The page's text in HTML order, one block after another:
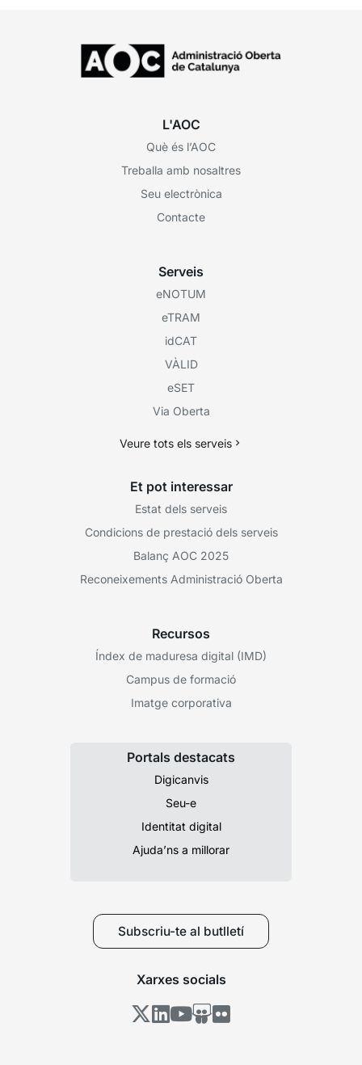
L'AOC
Què és l’AOC
Treballa amb nosaltres
Seu electrònica
Contacte
Serveis
eNOTUM
eTRAM
idCAT
VÀLID
eSET
Via Oberta
Veure tots els serveis
Et pot interessar
Estat dels serveis
Condicions de prestació dels serveis
Balanç AOC 2025
Reconeixements Administració Oberta
Recursos
Índex de maduresa digital (IMD)
Campus de formació
Imatge corporativa
Portals destacats
Digicanvis
Seu-e
Identitat digital
Ajuda’ns a millorar
Subscriu-te al butlletí
Xarxes socials